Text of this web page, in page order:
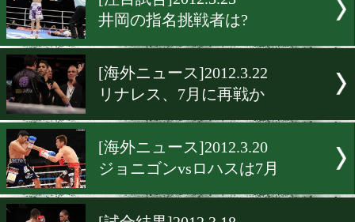
[ニュース]2012.3.27
高山がIBFタイトル挑戦
[注目試合]2012.3.23
井岡の指名挑戦者は?